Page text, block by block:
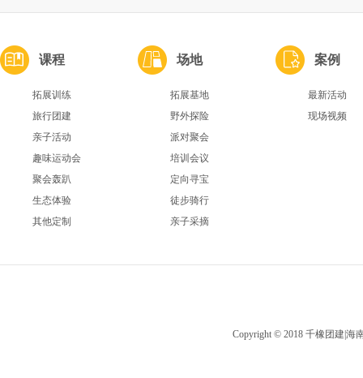
课程
拓展训练
旅行团建
亲子活动
趣味运动会
聚会轰趴
生态体验
其他定制
场地
拓展基地
野外探险
派对聚会
培训会议
定向寻宝
徒步骑行
亲子采摘
案例
最新活动
现场视频
Copyright © 2018 千橡团建|